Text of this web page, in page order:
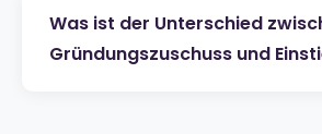
Was ist der Unterschied
Gründungszuschuss und